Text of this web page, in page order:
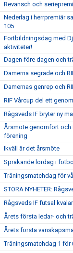
Revansch och
Nederlag i herrpremiär
105
Fortbildningsdag med
aktiviteter!
Dagen före dagen och
Damerna segrade och
Damernas genrep och
RIF Vårcup del ett
Rågsveds IF bryter ny
Årsmöte genomfört och
förening
Ikväll är det årsmöte
Sprakande lördag i
Träningsmatchdag för
STORA NYHETER:
Rågsveds IF futsal
Årets första ledar- och
Årets första
Träningsmatchdag 1 för